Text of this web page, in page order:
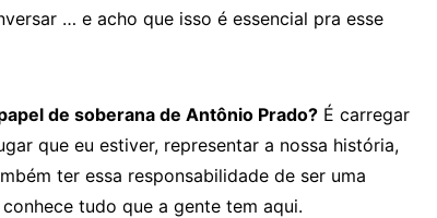
… e acho que isso é essencial pra esse
de soberana de Antônio Prado? É carregar
que eu estiver, representar a nossa história,
ter essa responsabilidade de ser uma
tudo que a gente tem aqui.